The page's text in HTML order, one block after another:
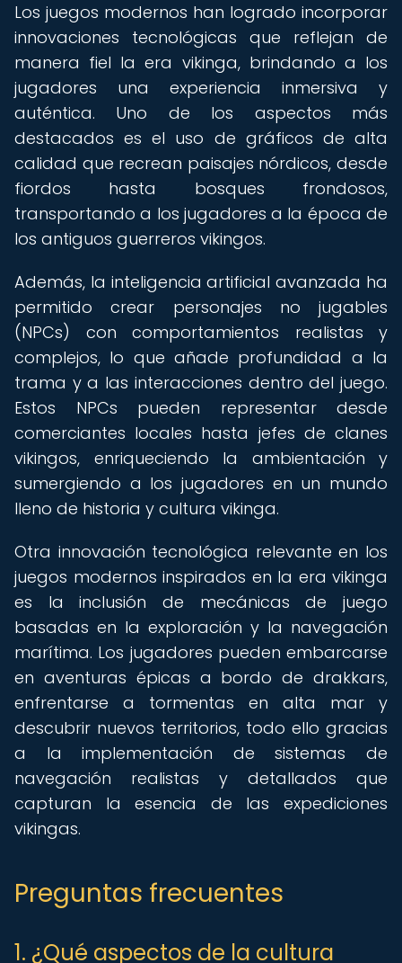
Los juegos modernos han logrado incorporar
innovaciones tecnológicas que reflejan de
manera fiel la era vikinga, brindando a los
jugadores una experiencia inmersiva y
auténtica. Uno de los aspectos más
destacados es el uso de gráficos de alta
calidad que recrean paisajes nórdicos, desde
fiordos hasta bosques frondosos,
transportando a los jugadores a la época de
los antiguos guerreros vikingos.
Además, la inteligencia artificial avanzada ha
permitido crear personajes no jugables
(NPCs) con comportamientos realistas y
complejos, lo que añade profundidad a la
trama y a las interacciones dentro del juego.
Estos NPCs pueden representar desde
comerciantes locales hasta jefes de clanes
vikingos, enriqueciendo la ambientación y
sumergiendo a los jugadores en un mundo
lleno de historia y cultura vikinga.
Otra innovación tecnológica relevante en los
juegos modernos inspirados en la era vikinga
es la inclusión de mecánicas de juego
basadas en la exploración y la navegación
marítima. Los jugadores pueden embarcarse
en aventuras épicas a bordo de drakkars,
enfrentarse a tormentas en alta mar y
descubrir nuevos territorios, todo ello gracias
a la implementación de sistemas de
navegación realistas y detallados que
capturan la esencia de las expediciones
vikingas.
Preguntas frecuentes
1. ¿Qué aspectos de la cultura